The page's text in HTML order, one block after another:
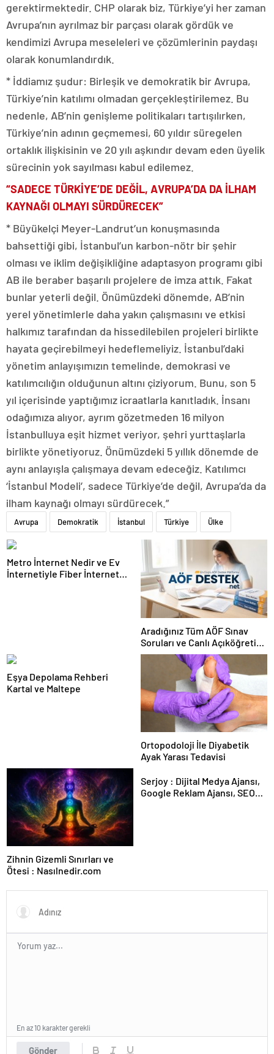
gerektirmektedir. CHP olarak biz, Türkiye’yi her zaman
Avrupa’nın ayrılmaz bir parçası olarak gördük ve
kendimizi Avrupa meseleleri ve çözümlerinin paydaşı
olarak konumlandırdık.
* İddiamız şudur: Birleşik ve demokratik bir Avrupa,
Türkiye’nin katılımı olmadan gerçekleştirilemez. Bu
nedenle, AB’nin genişleme politikaları tartışılırken,
Türkiye’nin adının geçmemesi, 60 yıldır süregelen
ortaklık ilişkisinin ve 20 yılı aşkındır devam eden üyelik
sürecinin yok sayılması kabul edilemez.
“SADECE TÜRKİYE’DE DEĞİL, AVRUPA’DA DA İLHAM
KAYNAĞI OLMAYI SÜRDÜRECEK”
* Büyükelçi Meyer-Landrut’un konuşmasında
bahsettiği gibi, İstanbul’un karbon-nötr bir şehir
olması ve iklim değişikliğine adaptasyon programı gibi
AB ile beraber başarılı projelere de imza attık. Fakat
bunlar yeterli değil. Önümüzdeki dönemde, AB’nin
yerel yönetimlerle daha yakın çalışmasını ve etkisi
halkımız tarafından da hissedilebilen projeleri birlikte
hayata geçirebilmeyi hedeflemeliyiz. İstanbul’daki
yönetim anlayışımızın temelinde, demokrasi ve
katılımcılığın olduğunun altını çiziyorum. Bunu, son 5
yıl içerisinde yaptığımız icraatlarla kanıtladık. İnsanı
odağımıza alıyor, ayrım gözetmeden 16 milyon
İstanbulluya eşit hizmet veriyor, şehri yurttaşlarla
birlikte yönetiyoruz. Önümüzdeki 5 yıllık dönemde de
aynı anlayışla çalışmaya devam edeceğiz. Katılımcı
‘İstanbul Modeli’, sadece Türkiye’de değil, Avrupa’da da
ilham kaynağı olmayı sürdürecek.”
Avrupa Demokratik İstanbul Türkiye Ülke
Metro İnternet Nedir ve Ev
İnternetiyle Fiber İnternet
Aradığınız Tüm AÖF Sınav
Soruları ve Canlı Açıköğretim
Forumu Burada
Eşya Depolama Rehberi
Kartal ve Maltepe
Ortopodoloji İle Diyabetik
Ayak Yarası Tedavisi
Zihnin Gizemli Sınırları ve
Ötesi : Nasılnedir.com
Serjoy : Dijital Medya Ajansı,
Google Reklam Ajansı, SEO
Gönder
En az 10 karakter gerekli